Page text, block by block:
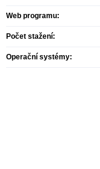
Web programu:
Počet stažení:
Operační systémy: